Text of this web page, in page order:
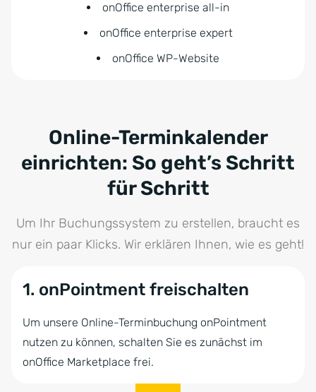
onOffice enterprise all-in
onOffice enterprise expert
onOffice WP-Website
Online-Terminkalender
einrichten: So geht’s Schritt
für Schritt
Um Ihr Buchungssystem zu erstellen, braucht es
nur ein paar Klicks. Wir erklären Ihnen, wie es geht!
1. onPointment freischalten
Um unsere Online-Terminbuchung onPointment
nutzen zu können, schalten Sie es zunächst im
onOffice Marketplace frei.